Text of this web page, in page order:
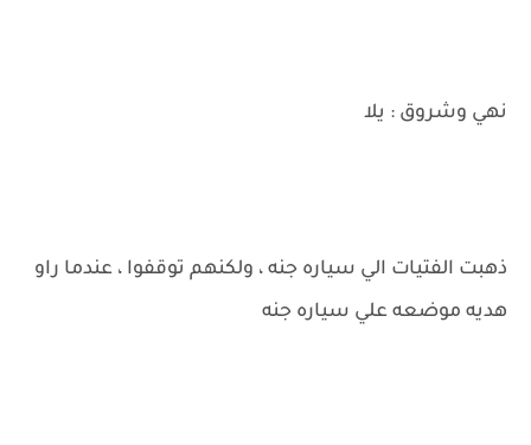
نهي وشروق : يلا
ذهبت الفتيات الي سياره جنه ، ولكنهم توقفوا ، عندما راو
هديه موضعه علي سياره جنه